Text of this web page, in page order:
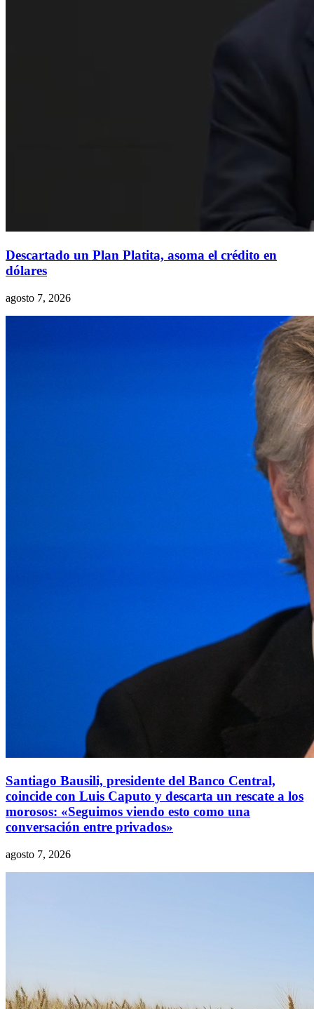
Descartado un Plan Platita, asoma el crédito en
dólares
agosto 7, 2026
Santiago Bausili, presidente del Banco Central,
coincide con Luis Caputo y descarta un rescate a los
morosos: «Seguimos viendo esto como una
conversación entre privados»
agosto 7, 2026